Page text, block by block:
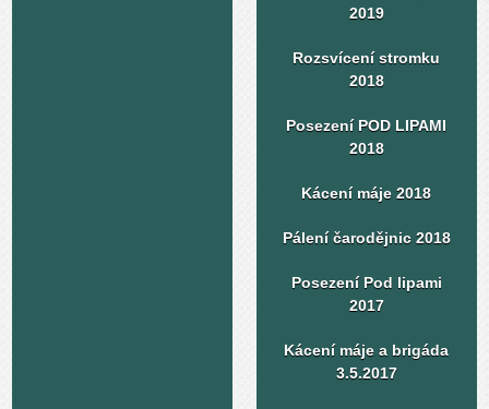
2019
Rozsvícení stromku
2018
Posezení POD LIPAMI
2018
Kácení máje 2018
Pálení čarodějnic 2018
Posezení Pod lipami
2017
Kácení máje a brigáda
3.5.2017